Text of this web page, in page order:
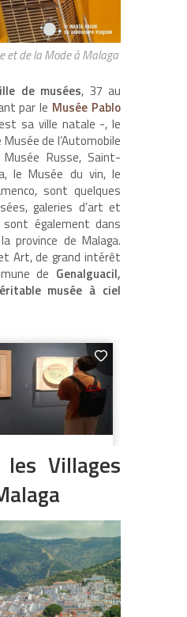
et de la Mode à Malaga
de musées, 37 au
par le Musée Pablo
sa ville natale -, le
de l’Automobile
Russe, Saint-
le Musée du vin, le
sont quelques
galeries d’art et
sont également dans
province de Malaga.
Art, de grand intérêt
de Genalguacil,
musée à ciel
Villages